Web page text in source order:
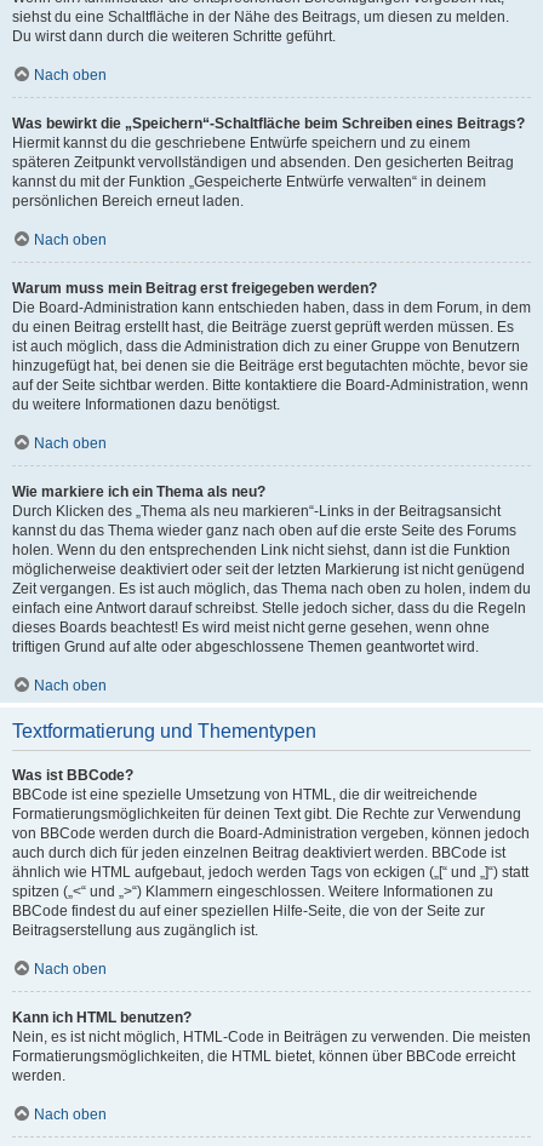
siehst du eine Schaltfläche in der Nähe des Beitrags, um diesen zu melden.
Du wirst dann durch die weiteren Schritte geführt.
Nach oben
Was bewirkt die „Speichern“-Schaltfläche beim Schreiben eines Beitrags?
Hiermit kannst du die geschriebene Entwürfe speichern und zu einem
späteren Zeitpunkt vervollständigen und absenden. Den gesicherten Beitrag
kannst du mit der Funktion „Gespeicherte Entwürfe verwalten“ in deinem
persönlichen Bereich erneut laden.
Nach oben
Warum muss mein Beitrag erst freigegeben werden?
Die Board-Administration kann entschieden haben, dass in dem Forum, in dem
du einen Beitrag erstellt hast, die Beiträge zuerst geprüft werden müssen. Es
ist auch möglich, dass die Administration dich zu einer Gruppe von Benutzern
hinzugefügt hat, bei denen sie die Beiträge erst begutachten möchte, bevor sie
auf der Seite sichtbar werden. Bitte kontaktiere die Board-Administration, wenn
du weitere Informationen dazu benötigst.
Nach oben
Wie markiere ich ein Thema als neu?
Durch Klicken des „Thema als neu markieren“-Links in der Beitragsansicht
kannst du das Thema wieder ganz nach oben auf die erste Seite des Forums
holen. Wenn du den entsprechenden Link nicht siehst, dann ist die Funktion
möglicherweise deaktiviert oder seit der letzten Markierung ist nicht genügend
Zeit vergangen. Es ist auch möglich, das Thema nach oben zu holen, indem du
einfach eine Antwort darauf schreibst. Stelle jedoch sicher, dass du die Regeln
dieses Boards beachtest! Es wird meist nicht gerne gesehen, wenn ohne
triftigen Grund auf alte oder abgeschlossene Themen geantwortet wird.
Nach oben
Textformatierung und Thementypen
Was ist BBCode?
BBCode ist eine spezielle Umsetzung von HTML, die dir weitreichende
Formatierungsmöglichkeiten für deinen Text gibt. Die Rechte zur Verwendung
von BBCode werden durch die Board-Administration vergeben, können jedoch
auch durch dich für jeden einzelnen Beitrag deaktiviert werden. BBCode ist
ähnlich wie HTML aufgebaut, jedoch werden Tags von eckigen („[“ und „]“) statt
spitzen („<“ und „>“) Klammern eingeschlossen. Weitere Informationen zu
BBCode findest du auf einer speziellen Hilfe-Seite, die von der Seite zur
Beitragserstellung aus zugänglich ist.
Nach oben
Kann ich HTML benutzen?
Nein, es ist nicht möglich, HTML-Code in Beiträgen zu verwenden. Die meisten
Formatierungsmöglichkeiten, die HTML bietet, können über BBCode erreicht
werden.
Nach oben